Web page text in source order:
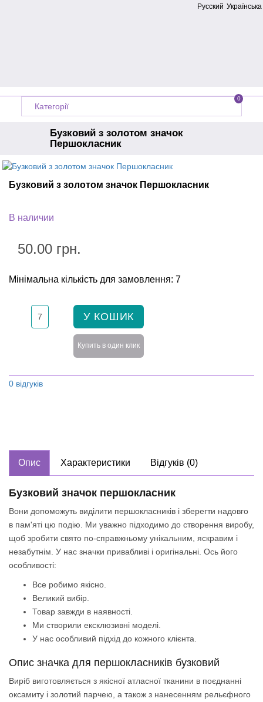
Русский Українська
Категорії
0
Бузковий з золотом значок
Першокласник
Головна
Значки випускникам
Значки для першокласників
Бузковий з золотом значок Першокласник
В наличии
50.00 грн.
Мінімальна кількість для замовлення: 7
У КОШИК
Купить в один клик
0 відгуків
Опис Характеристики Відгуків (0)
Бузковий значок першокласник
Вони допоможуть виділити першокласників і зберегти надовго
в пам'яті цю подію. Ми уважно підходимо до створення виробу,
щоб зробити свято по-справжньому унікальним, яскравим і
незабутнім. У нас значки привабливі і оригінальні. Ось його
особливості:
Все робимо якісно.
Великий вибір.
Товар завжди в наявності.
Ми створили ексклюзивні моделі.
У нас особливий підхід до кожного клієнта.
Опис значка для першокласників бузковий
Виріб виготовляється з якісної атласної тканини в поєднанні
оксамиту і золотий парчею, а також з нанесенням рельєфного